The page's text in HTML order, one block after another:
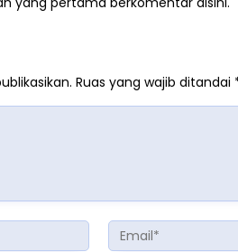
Ruas yang wajib ditandai